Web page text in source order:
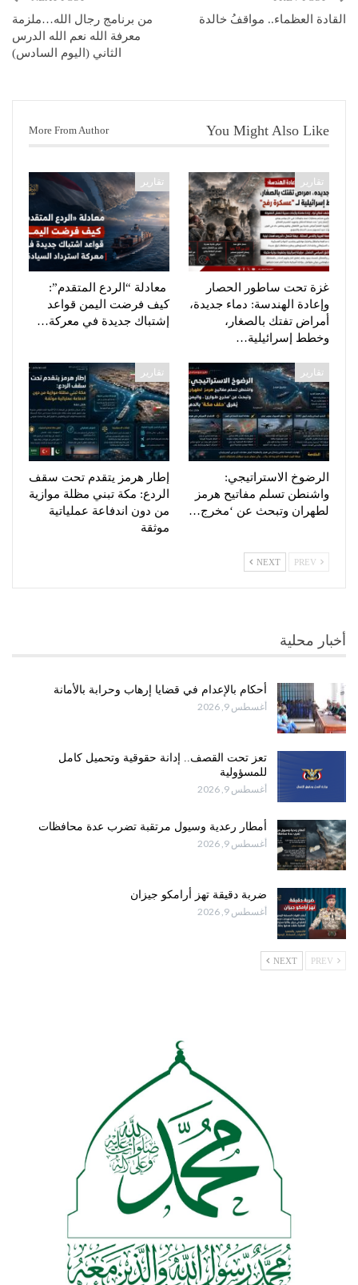
القادة العظماء.. مواقفُ خالدة
من برنامج رجال الله…ملزمة
معرفة الله نعم الله الدرس
الثاني (اليوم السادس)
You Might Also Like
More From Author
تقارير
غزة تحت ساطور الحصار
وإعادة الهندسة: دماء جديدة،
أمراض تفتك بالصغار،
وخطط إسرائيلية…
تقارير
معادلة “الردع المتقدم”:
كيف فرضت اليمن قواعد
إشتباك جديدة في معركة…
تقارير
الرضوخ الاستراتيجي:
واشنطن تسلم مفاتيح هرمز
لطهران وتبحث عن ‘مخرج…
تقارير
إطار هرمز يتقدم تحت سقف
الردع: مكة تبني مظلة موازية
من دون اندفاعة عملياتية
موثقة
NEXT
أخبار محلية
أحكام بالإعدام في قضايا إرهاب وحرابة بالأمانة
أغسطس 9, 2026
تعز تحت القصف.. إدانة حقوقية وتحميل كامل
للمسؤولية
أغسطس 9, 2026
أمطار رعدية وسيول مرتقبة تضرب عدة محافظات
أغسطس 9, 2026
ضربة دقيقة تهز أرامكو جيزان
أغسطس 9, 2026
NEXT